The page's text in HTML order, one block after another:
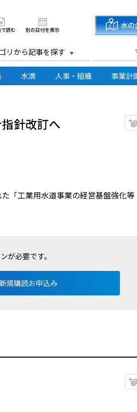
読む 別の日付を表示 水の
リから記事を探す
水滴 人事・組織 事業計
針改訂へ
「工業用水道事業の経営基盤強化等
が必要です。
新規購読お申込み